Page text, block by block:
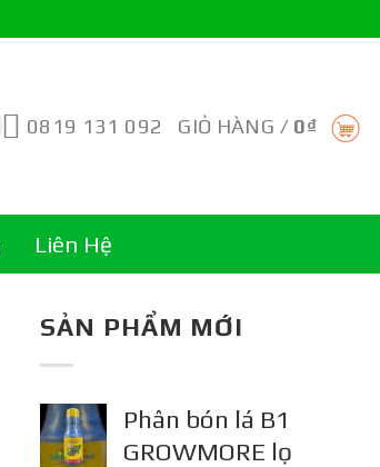
0819 131 092 GIỎ HÀNG / 0₫
Liên Hệ
SẢN PHẨM MỚI
Phân bón lá B1
GROWMORE lọ